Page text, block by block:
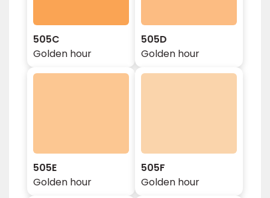
505C
Golden hour
505D
Golden hour
505E
Golden hour
505F
Golden hour